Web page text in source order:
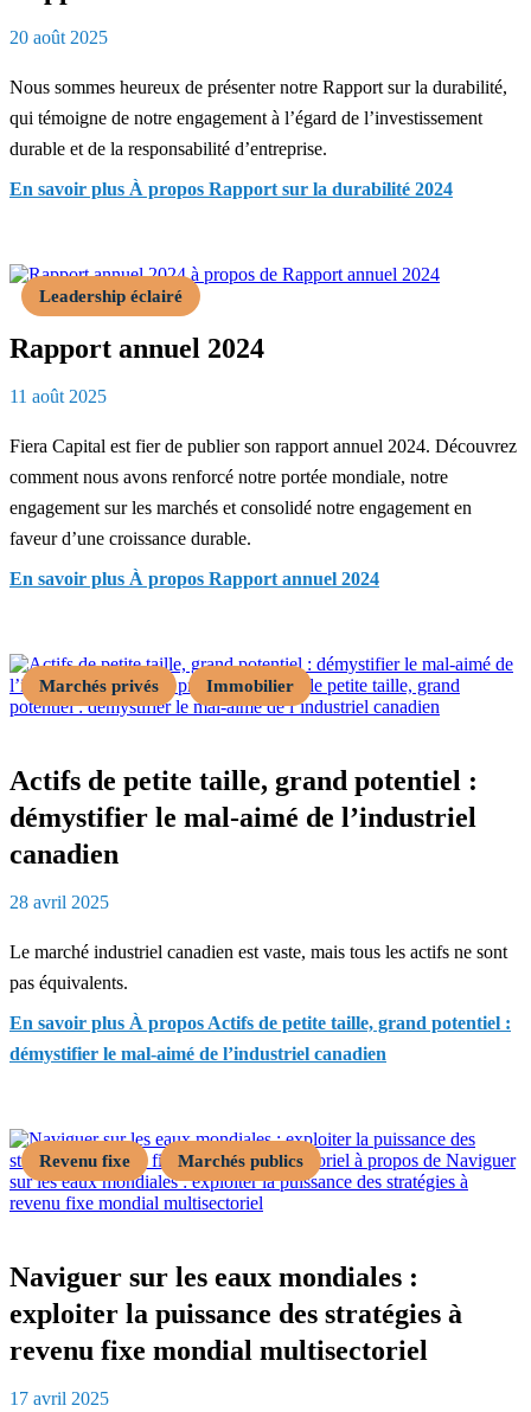
20 août 2025
Nous sommes heureux de présenter notre Rapport sur la durabilité,
qui témoigne de notre engagement à l’égard de l’investissement
durable et de la responsabilité d’entreprise.
En savoir plus À propos Rapport sur la durabilité 2024
Leadership éclairé
Rapport annuel 2024
11 août 2025
Fiera Capital est fier de publier son rapport annuel 2024. Découvrez
comment nous avons renforcé notre portée mondiale, notre
engagement sur les marchés et consolidé notre engagement en
faveur d’une croissance durable.
En savoir plus À propos Rapport annuel 2024
Marchés privés Immobilier
Actifs de petite taille, grand potentiel :
démystifier le mal‑aimé de l’industriel
canadien
28 avril 2025
Le marché industriel canadien est vaste, mais tous les actifs ne sont
pas équivalents.
En savoir plus À propos Actifs de petite taille, grand potentiel :
démystifier le mal‑aimé de l’industriel canadien
Revenu fixe Marchés publics
Naviguer sur les eaux mondiales :
exploiter la puissance des stratégies à
revenu fixe mondial multisectoriel
17 avril 2025